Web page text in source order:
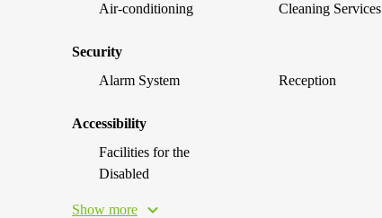
Air-conditioning
Cleaning Services
Security
Alarm System
Reception
Accessibility
Facilities for the
Disabled
Show more